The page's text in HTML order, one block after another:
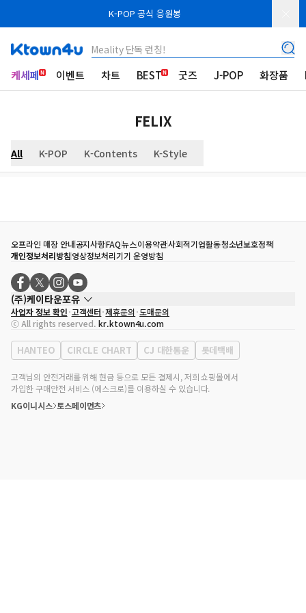
K-POP 공식 응원봉
Meality 단독 런칭!
케세페 이벤트 차트 BEST 굿즈 J-POP 화장품
FELIX
All K-POP K-Contents K-Style
오프라인 매장 안내공지사항FAQ뉴스이용약관사회적기업활동청소년보호정책
개인정보처리방침영상정보처리기기 운영방침
(주)케이타운포유
대표자
송효민
사업자등록번호
120-87-71116
통신판매업 신고번호 제2011-서울강남-02223
대표전화
02-552-9855
사업자 정보 확인 고객센터 제휴문의 도매문의
ⓒ All rights reserved. kr.ktown4u.com
HANTEO CIRCLE CHART CJ 대한통운 롯데택배
고객님의 안전거래를 위해 현금 등으로 모든 결제시, 저희 쇼핑몰에서
가입한 구매안전 서비스 (에스크로)를 이용하실 수 있습니다.
KG이니시스 토스페이먼츠